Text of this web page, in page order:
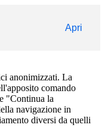
Apri
anonimizzati. La
comando
"Continua la
navigazione in
diversi da quelli